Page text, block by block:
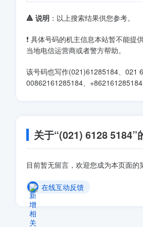
🔺 说明 ：以上搜索结果供您参考。
❗ 具体号码的机主信息本站暂不能
当地电信运营商或者警方帮助。
该号码也写作(021)61285184、021
00862161285184、
关于“(021) 6128 5184”
目前暂无留言，欢迎您成为本页面的
在线互动反馈